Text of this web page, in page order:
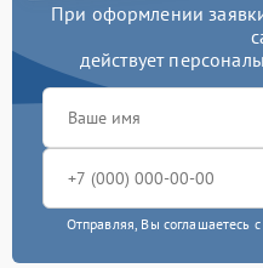
При оформлении
действует
Отправляя, Вы соглашаетесь с